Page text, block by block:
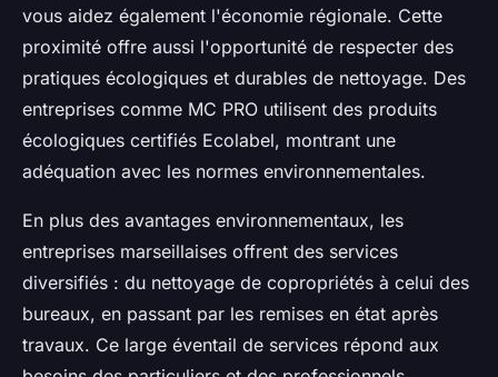
vous aidez également l'économie régionale. Cette
proximité offre aussi l'opportunité de respecter des
pratiques écologiques et durables de nettoyage. Des
entreprises comme MC PRO utilisent des produits
écologiques certifiés Ecolabel, montrant une
adéquation avec les normes environnementales.
En plus des avantages environnementaux, les
entreprises marseillaises offrent des services
diversifiés : du nettoyage de copropriétés à celui des
bureaux, en passant par les remises en état après
travaux. Ce large éventail de services répond aux